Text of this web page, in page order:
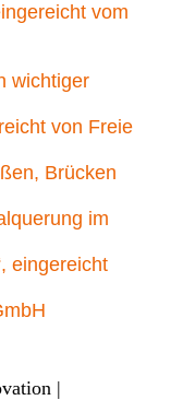
vom
wichtiger
von Freie
Brücken
im
eingereicht
|